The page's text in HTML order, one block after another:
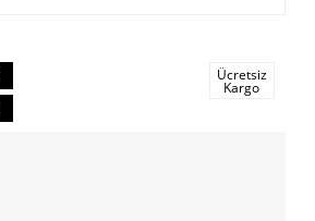
Ücretsiz
Kargo